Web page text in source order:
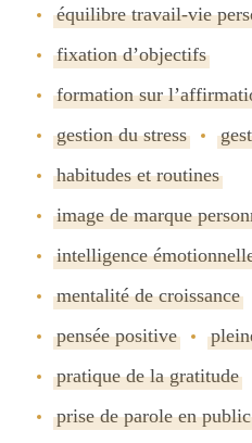
équilibre travail-vie
fixation dʼobjectifs
formation sur
gestion du stress
habitudes et routines
image de marque
intelligence
mentalité de croissance
pensée positive
pratique de la gratitude
prise de parole en public